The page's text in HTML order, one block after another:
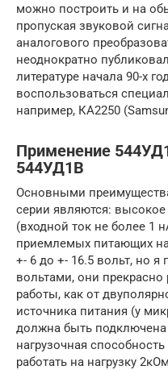
можно построить и на
пропуская звуковой
аналогового
неоднократно
литературе начала 90-х
воспользоваться
например, КА2250
Применение
544УД1В
Основными
серии являются:
(входной ток не более 1
приемлемых питающих
+- 6 до +- 16.5 вольт, но
вольтами, они
работы, как от
источника питания (у
должна быть
нагрузочная
работать на нагрузку